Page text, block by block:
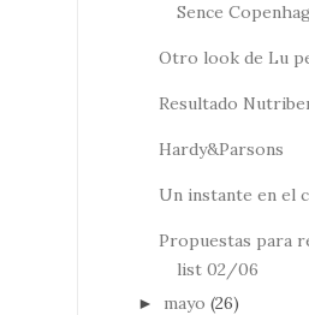
Sence
Otro look de Lu
Resultado
Hardy&Parsons
Un instante en el
Propuestas para
list 02/06
► mayo (26)